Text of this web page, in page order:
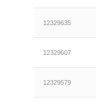
12329635
12329607
12329579